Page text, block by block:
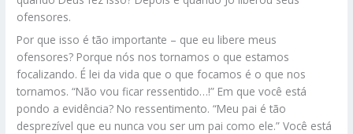
ofensores.
Por que isso é tão importante – que eu libere meus
ofensores? Porque nós nos tornamos o que estamos
focalizando. É lei da vida que o que focamos é o que nos
tornamos. “Não vou ficar ressentido…!” Em que você está
pondo a evidência? No ressentimento. “Meu pai é tão
desprezível que eu nunca vou ser um pai como ele.” Você está